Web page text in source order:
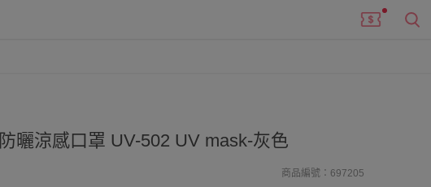
防曬涼感口罩 UV-502 UV mask-灰色
商品編號：697205